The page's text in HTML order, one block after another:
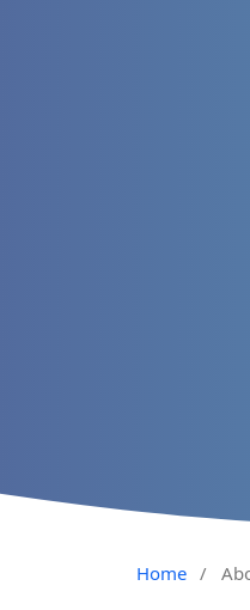
Home /